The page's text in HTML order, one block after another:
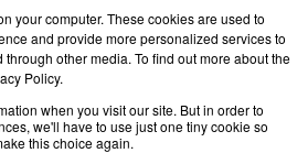
your computer. These cookies are used to
and provide more personalized services to
other media. To find out more about the
Policy.
when you visit our site. But in order to
we'll have to use just one tiny cookie so
this choice again.